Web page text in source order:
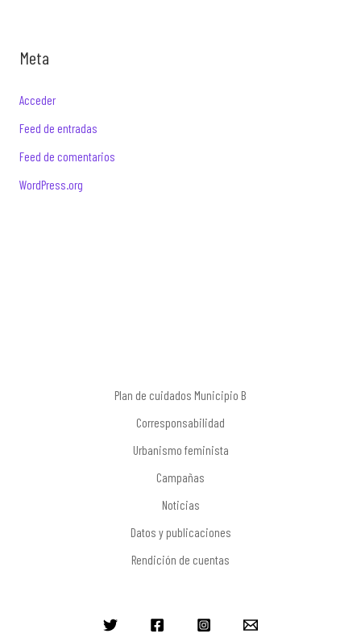
Meta
Acceder
Feed de entradas
Feed de comentarios
WordPress.org
Plan de cuidados Municipio B
Corresponsabilidad
Urbanismo feminista
Campañas
Noticias
Datos y publicaciones
Rendición de cuentas